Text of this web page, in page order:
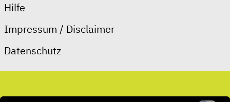
Hilfe
Impressum / Disclaimer
Datenschutz
Behavioral Sciences